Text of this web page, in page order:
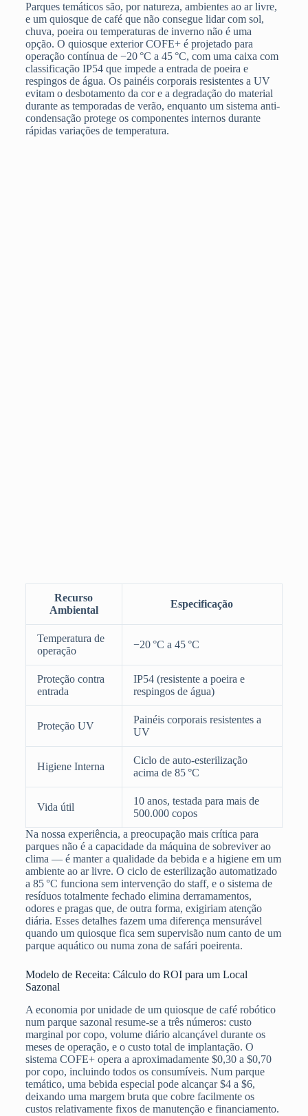
Parques temáticos são, por natureza, ambientes ao ar livre,
e um quiosque de café que não consegue lidar com sol,
chuva, poeira ou temperaturas de inverno não é uma
opção. O quiosque exterior COFE+ é projetado para
operação contínua de −20 °C a 45 °C, com uma caixa com
classificação IP54 que impede a entrada de poeira e
respingos de água. Os painéis corporais resistentes a UV
evitam o desbotamento da cor e a degradação do material
durante as temporadas de verão, enquanto um sistema anti-
condensação protege os componentes internos durante
rápidas variações de temperatura.
Recurso
Ambiental
Especificação
Temperatura de
operação
−20 °C a 45 °C
Proteção contra
entrada
IP54 (resistente a poeira e
respingos de água)
Proteção UV
Painéis corporais resistentes a
UV
Higiene Interna
Ciclo de auto-esterilização
acima de 85 °C
Vida útil
10 anos, testada para mais de
500.000 copos
Na nossa experiência, a preocupação mais crítica para
parques não é a capacidade da máquina de sobreviver ao
clima — é manter a qualidade da bebida e a higiene em um
ambiente ao ar livre. O ciclo de esterilização automatizado
a 85 °C funciona sem intervenção do staff, e o sistema de
resíduos totalmente fechado elimina derramamentos,
odores e pragas que, de outra forma, exigiriam atenção
diária. Esses detalhes fazem uma diferença mensurável
quando um quiosque fica sem supervisão num canto de um
parque aquático ou numa zona de safári poeirenta.
Modelo de Receita: Cálculo do ROI para um Local
Sazonal
A economia por unidade de um quiosque de café robótico
num parque sazonal resume-se a três números: custo
marginal por copo, volume diário alcançável durante os
meses de operação, e o custo total de implantação. O
sistema COFE+ opera a aproximadamente $0,30 a $0,70
por copo, incluindo todos os consumíveis. Num parque
temático, uma bebida especial pode alcançar $4 a $6,
deixando uma margem bruta que cobre facilmente os
custos relativamente fixos de manutenção e financiamento.